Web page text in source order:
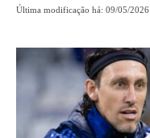
Última modificação há: 09/05/2026